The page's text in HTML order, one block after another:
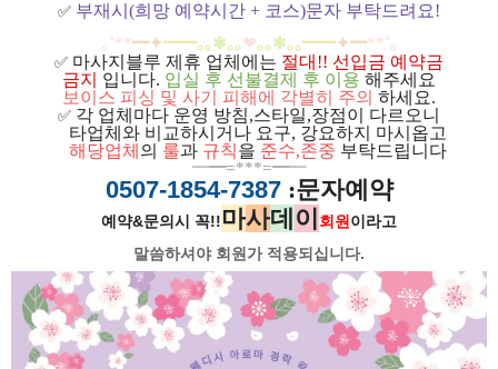
✅ 부재시(희망 예약시간 + 코스)문자 부탁드려요!
｡˚**━✦━━｡｡✱｡｡❤｡｡✱｡｡━━✦━**˚｡
✅ 마사지블루 제휴 업체에는 절대!! 선입금 예약금
금지
입니다. 입실 후 선불결제 후 이용 해주세요
보이스 피싱 및 사기 피해에 각별히 주의 하세요.
✅ 각 업체마다 운영 방침,스타일,장점이 다르오니
타업체와 비교하시거나 요구, 강요하지 마시옵고
해당업체 의 룰과 규칙을 준수,존중 부탁드립니다
━━=***=━━
0507-1854-7387:문자예약
예약&문의시 꼭!!마사데 이 회원이라고
말씀하셔야 회원가 적용되십니다.